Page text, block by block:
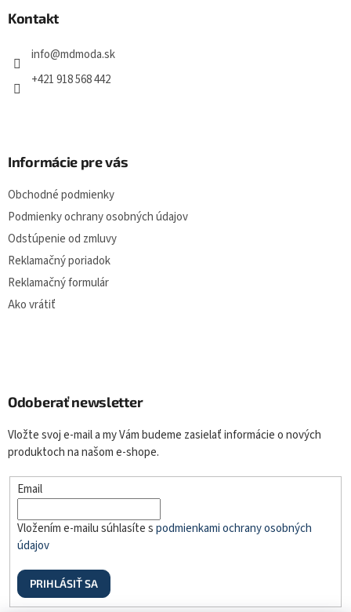
Kontakt
info@mdmoda.sk
+421 918 568 442
Informácie pre vás
Obchodné podmienky
Podmienky ochrany osobných údajov
Odstúpenie od zmluvy
Reklamačný poriadok
Reklamačný formulár
Ako vrátiť
Odoberať newsletter
Vložte svoj e-mail a my Vám budeme zasielať informácie o nových
produktoch na našom e-shope.
Email
Vložením e-mailu súhlasíte spodmienkami ochrany osobných
údajov
PRIHLÁSIŤ SA